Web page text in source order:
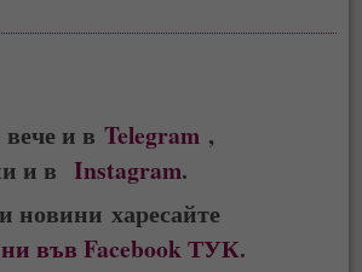
вече и вTelegram ,
и вInstagram.
новини харесайте
във Facebook ТУК.